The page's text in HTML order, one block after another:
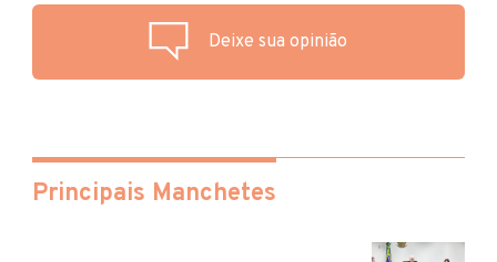
Deixe sua opinião
Principais Manchetes